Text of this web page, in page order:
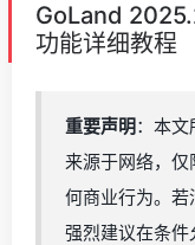
GoLand
功能详细教程
重要声明：本
来源于网络，
何商业行为。
强烈建议在条